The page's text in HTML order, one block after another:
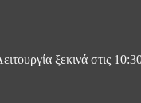
ξεκινά στις